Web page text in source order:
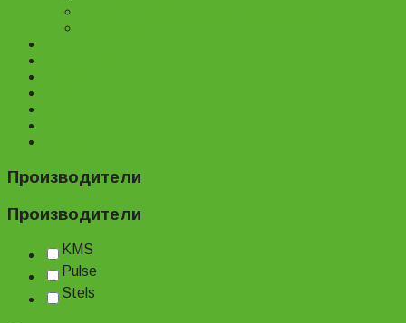
Производители
Производители
KMS
Pulse
Stels